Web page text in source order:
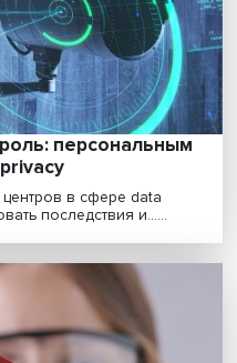
работы за
Вышки
мозга,
комплексные